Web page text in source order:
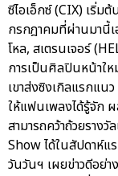
ซีไอเอ็กซ์ (CIX) เริ่
กรกฎาคมที่ผ่านมานี้เ
โหล, สเตรนเจอร์
การเป็นศิลปินหน้าใ
เขาส่งซิงเกิลแรกแน
ให้แฟนเพลงได้รู้จัก
สามารถคว้าถ้วยราง
Show ได้ในสัปดาห์แ
วันวันฯ เผยข่าวดีอย่า